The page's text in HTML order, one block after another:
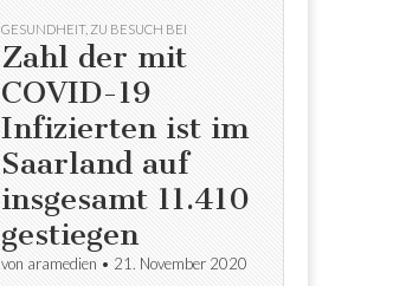
GESUNDHEIT, ZU BESUCH BEI
Zahl der mit
COVID-19
Infizierten ist im
Saarland auf
insgesamt 11.410
gestiegen
von aramedien • 21. November 2020